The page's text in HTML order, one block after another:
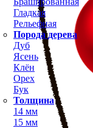
Гладкая
Рельефная
Порода дерева
Дуб
Ясень
Клён
Орех
Бук
Толщина
14 мм
15 мм